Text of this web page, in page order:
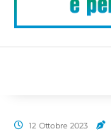
12 Ottobre 2023